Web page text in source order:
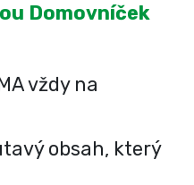
Domovníček
vždy na
obsah, který